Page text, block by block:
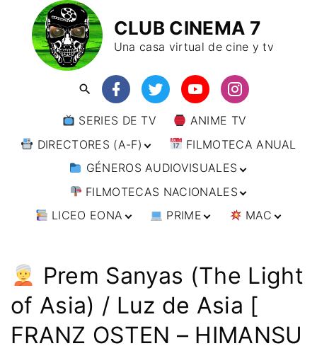
CLUB CINEMA 7
Una casa virtual de cine y tv
SERIES DE TV
ANIME TV
DIRECTORES (A-F)
DIRECTORES (F-L)
DIRECTORES (L-
W)
FILMOTECA ANUAL
GÉNEROS AUDIOVISUALES
ANIMACIÓN
ARTES MARCIALES
CINE DOCUMENTAL
CINE NEGRO / CRIMEN /
ESPIONAJE
COMEDIA
FILMOTECAS NACIONALES
AFRICA
BRASIL
CHILE
ESTADOS UNIDOS
MÉXICO
ASIA
INDIA
JAPÓN
RUSIA
EUROPA
ALEMANIA
AUSTRIA
BÉLGICA
OCEANIA AUSTRALIA
LICEO EONA
TALLERES
ONLINE
FILM DOCTOR
IMAGEN & VIDEO
SERVICIOS DE
PRIME
IMPRESCINDIBLES
ARTÍCULOS
MAC
ANIME
🗨 CÓMICS
Prem Sanyas (The Light
of Asia) / Luz de Asia [
FRANZ OSTEN – HIMANSU